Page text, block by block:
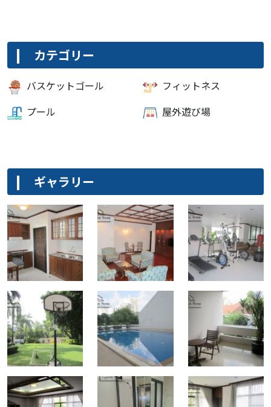
カテゴリー
バスケットゴール
フィットネス
プール
屋外遊び場
ギャラリー